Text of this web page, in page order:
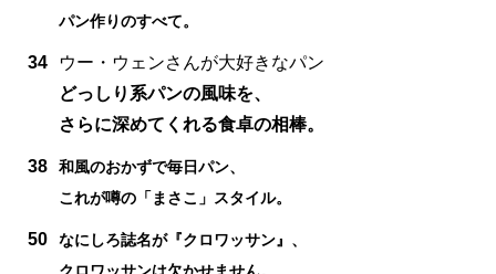
パン作りのすべて。
34
ウー・ウェンさんが大好きなパン
どっしり系パンの風味を、
さらに深めてくれる食卓の相棒。
38
和風のおかずで毎日パン、
これが噂の「まさこ」スタイル。
50
なにしろ誌名が『クロワッサン』、